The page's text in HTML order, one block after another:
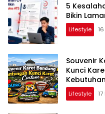
5
Bikin
Lifestyle
Souvenir
Kunci
Kebutuhan
Lifestyle